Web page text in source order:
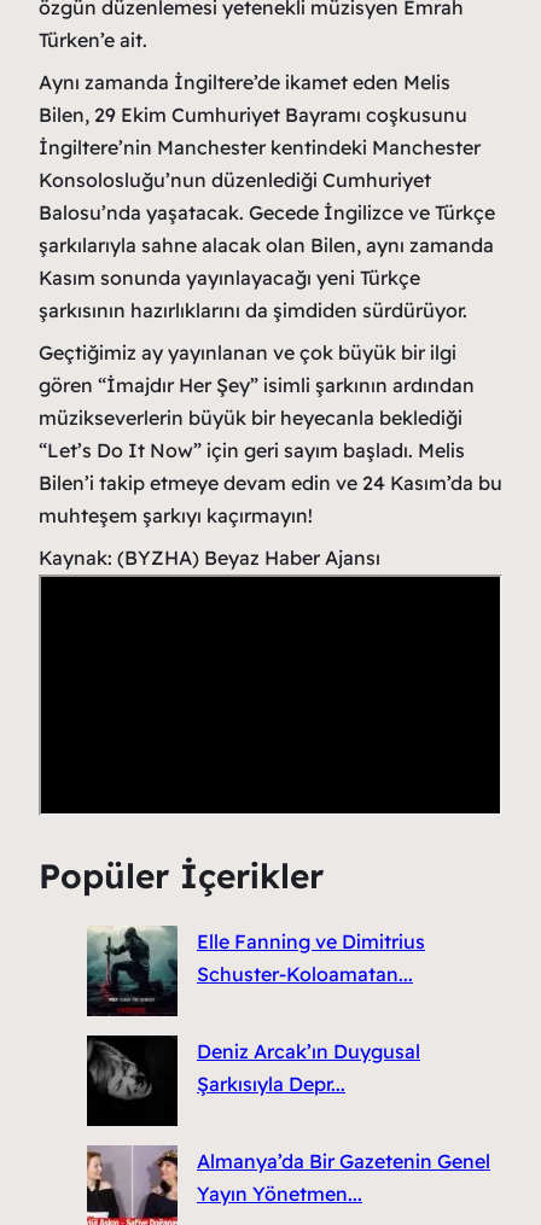
özgün düzenlemesi yetenekli müzisyen Emrah
Türken’e ait.
Aynı zamanda İngiltere’de ikamet eden Melis
Bilen, 29 Ekim Cumhuriyet Bayramı coşkusunu
İngiltere’nin Manchester kentindeki Manchester
Konsolosluğu’nun düzenlediği Cumhuriyet
Balosu’nda yaşatacak. Gecede İngilizce ve Türkçe
şarkılarıyla sahne alacak olan Bilen, aynı zamanda
Kasım sonunda yayınlayacağı yeni Türkçe
şarkısının hazırlıklarını da şimdiden sürdürüyor.
Geçtiğimiz ay yayınlanan ve çok büyük bir ilgi
gören “İmajdır Her Şey” isimli şarkının ardından
müzikseverlerin büyük bir heyecanla beklediği
“Let’s Do It Now” için geri sayım başladı. Melis
Bilen’i takip etmeye devam edin ve 24 Kasım’da bu
muhteşem şarkıyı kaçırmayın!
Kaynak: (BYZHA) Beyaz Haber Ajansı
Popüler İçerikler
Elle Fanning ve Dimitrius
Schuster-Koloamatan...
Deniz Arcak’ın Duygusal
Şarkısıyla Depr...
Almanya’da Bir Gazetenin Genel
Yayın Yönetmen...